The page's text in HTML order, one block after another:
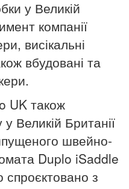
у Великій
компанії
висікальні
вбудовані та
UK також
Великій Британії
швейно-
Duplo iSaddle
з